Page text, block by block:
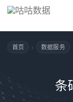
首页 › 数据服务
条